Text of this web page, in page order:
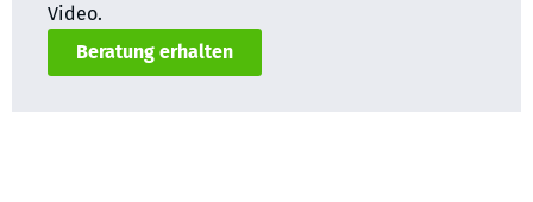
Video.
Beratung erhalten